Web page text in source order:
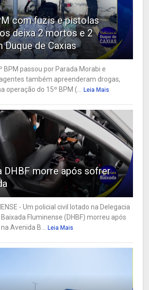
com fuzis e pistolas
deixa 2 mortos e 2
Duque de Caxias
BPM passou por Parada Morabi e
também apreenderam drogas,
operação do 15º BPM (... Leia Mais
DHBF morre após sofrer
- Um policial civil lotado na Delegacia
Fluminense (DHBF) morreu após
Avenida B... Leia Mais